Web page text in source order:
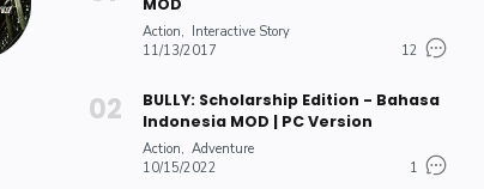
MOD
Action
Interactive Story
11/13/2017
12
BULLY: Scholarship Edition - Bahasa
Indonesia MOD | PC Version
Action
Adventure
10/15/2022
1